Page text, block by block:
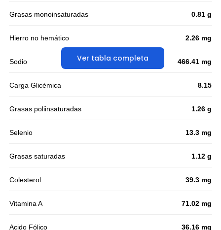
Ver tabla completa
Grasas monoinsaturadas 0.81 g
Hierro no hemático 2.26 mg
Sodio 466.41 mg
Carga Glicémica 8.15
Grasas poliinsaturadas 1.26 g
Selenio 13.3 mg
Grasas saturadas 1.12 g
Colesterol 39.3 mg
Vitamina A 71.02 mg
Acido Fólico 36.16 mg